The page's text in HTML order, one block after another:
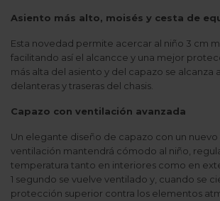
Asiento más alto, moisés y cesta de
Esta novedad permite acercar al niño 3 cm
facilitando así el alcancce y una mejor
más alta del asiento y del capazo se alcanza
delanteras y traseras del chasis.
Capazo con ventilación avanzada
Un elegante diseño de capazo con un nuevo
ventilación mantendrá cómodo al niño,
temperatura tanto en interiores como en
1 segundo se vuelve ventilado y, cuando se
protección superior contra los elementos